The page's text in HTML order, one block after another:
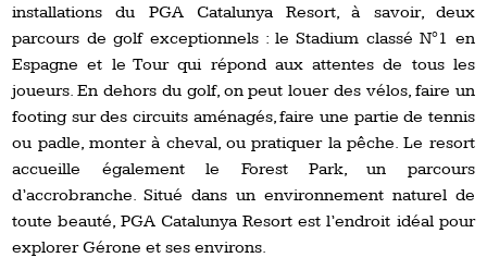
installations du PGA Catalunya Resort, à savoir, deux
parcours de golf exceptionnels : le Stadium classé N°1 en
Espagne et le Tour qui répond aux attentes de tous les
joueurs. En dehors du golf, on peut louer des vélos, faire un
footing sur des circuits aménagés, faire une partie de tennis
ou padle, monter à cheval, ou pratiquer la pêche. Le resort
accueille également le Forest Park, un parcours
d’accrobranche. Situé dans un environnement naturel de
toute beauté, PGA Catalunya Resort est l’endroit idéal pour
explorer Gérone et ses environs.